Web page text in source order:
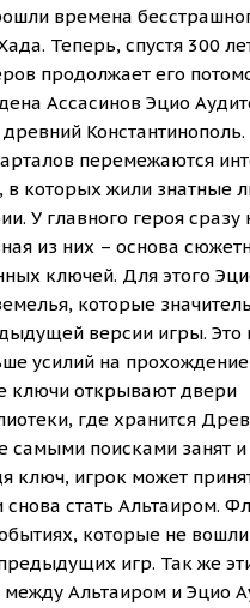
времена
Теперь, спустя 300
продолжает его
Ассасинов Эцио
перемежаются
которых жили знатные
У главного героя сразу
из них – основа
ключей. Для этого
которые
версии игры. Это
усилий на
ключи открывают двери
где хранится
самыми поисками занят
ключ, игрок может
снова стать Альтаиром.
которые не
игр. Так же
Альтаиром и Эцио